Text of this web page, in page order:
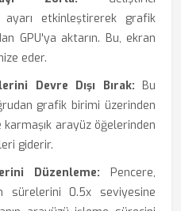
ayarı etkinleştirerek grafik
GPU'ya aktarın. Bu, ekran
eder.
Devre Dışı Bırak: Bu
grafik birimi üzerinden
arayüz öğelerinden
giderir.
Düzenleme: Pencere,
sürelerini 0.5x seviyesine